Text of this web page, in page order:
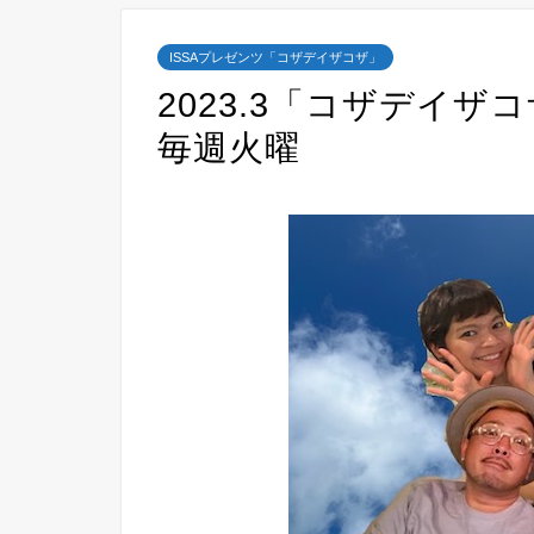
ISSAプレゼンツ「コザデイザコザ」
2023.3「コザデイザ
毎週火曜